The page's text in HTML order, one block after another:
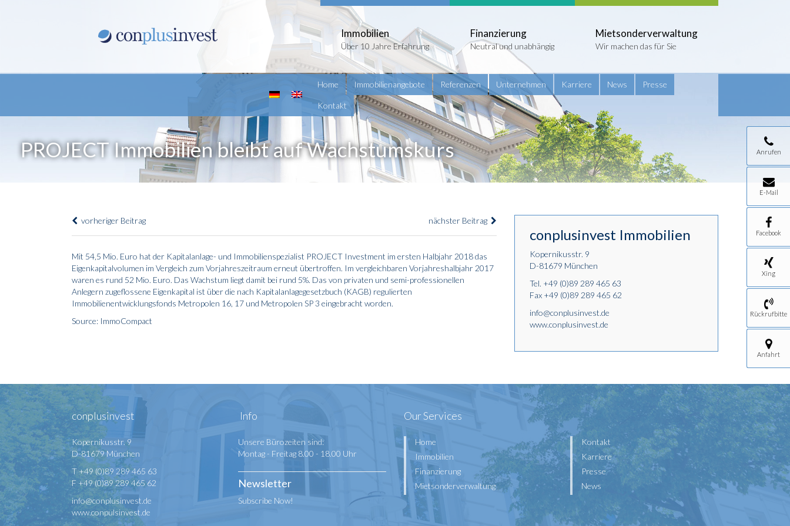
Immobilien
Über 10 Jahre Erfahrung
Finanzierung
Neutral und unabhängig
Mietsonderverwaltung
Wir machen das für Sie
Home Immobilienangebote Referenzen Unternehmen Karriere News Presse
Kontakt
PROJECT Immobilien bleibt auf Wachstumskurs Anrufen
E-Mail
Facebook
Xing
Rückrufbitte
Anfahrt
vorheriger Beitrag nächster Beitrag
Mit 54,5 Mio. Euro hat der Kapitalanlage- und Immobilienspezialist PROJECT Investment im ersten Halbjahr 2018 das
Eigenkapitalvolumen im Vergleich zum Vorjahreszeitraum erneut übertroffen. Im vergleichbaren Vorjahreshalbjahr 2017
waren es rund 52 Mio. Euro. Das Wachstum liegt damit bei rund 5%. Das von privaten und semi-professionellen
Anlegern zugeflossene Eigenkapital ist über die nach Kapitalanlagegesetzbuch (KAGB) regulierten
Immobilienentwicklungsfonds Metropolen 16, 17 und Metropolen SP 3 eingebracht worden.
Source: ImmoCompact
conplusinvest Immobilien
Kopernikusstr. 9
D-81679 München
Tel. +49 (0)89 289 465 63
Fax +49 (0)89 289 465 62
info@conplusinvest.de
www.conplusinvest.de
conplusinvest
Kopernikusstr. 9
D-81679 München
T +49 (0)89 289 465 63
F +49 (0)89 289 465 62
info@conplusinvest.de
www.conpulsinvest.de
Info
Unsere Bürozeiten sind:
Montag - Freitag 8.00 - 18.00 Uhr
Newsletter
Subscribe Now!
Our Services
Home
Immobilien
Finanzierung
Mietsonderverwaltung
Kontakt
Karriere
Presse
News